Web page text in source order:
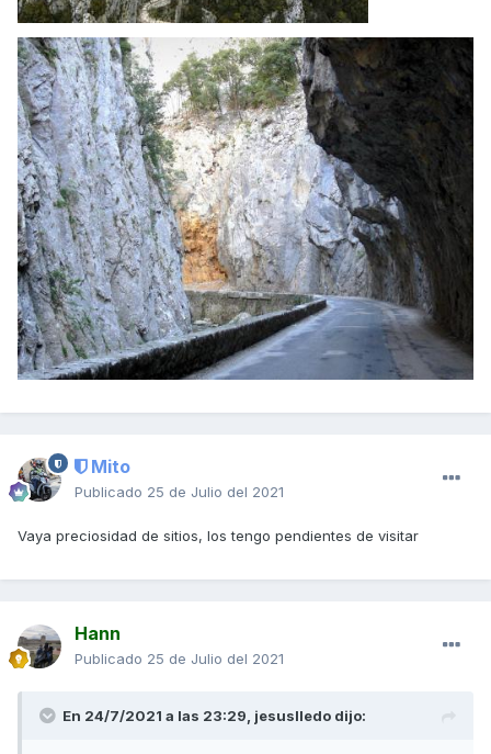
Mito
Publicado 25 de Julio del 2021
Vaya preciosidad de sitios, los tengo pendientes de visitar
Hann
Publicado 25 de Julio del 2021
En 24/7/2021 a las 23:29, jesuslledo dijo: